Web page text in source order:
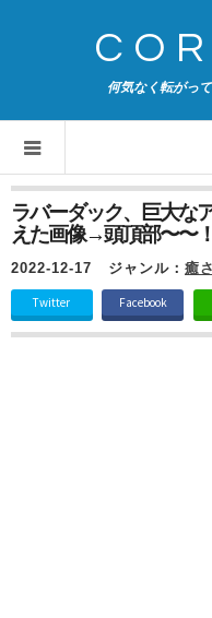
何気なく転がっ
ラバーダック、巨大な
えた画像→頭頂部〜〜！
2022-12-17 ジャンル： 癒
Twitter Facebook